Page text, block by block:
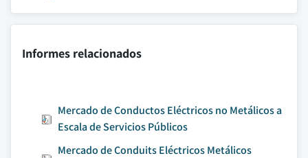
Informes relacionados
Mercado de Conductos Eléctricos no Metálicos a
Escala de Servicios Públicos
Mercado de Conduits Eléctricos Metálicos